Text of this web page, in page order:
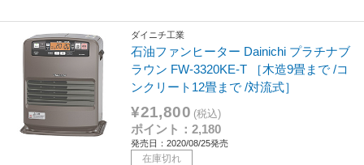
ダイニチ工業
石油ファンヒーター Dainichi プラチナブ
ラウン FW-3320KE-T ［木造9畳まで /コ
ンクリート12畳まで /対流式］
¥21,800 (税込)
ポイント：2,180
発売日：2020/08/25発売
在庫切れ